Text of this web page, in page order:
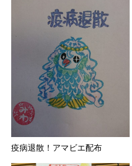
疫病退散！アマビエ配布